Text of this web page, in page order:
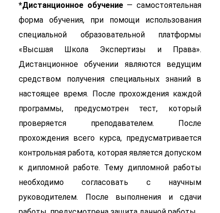
*Дистанционное обучение— самостоятельная
форма обучения, при помощи использования
специальной образовательной платформы
«Высшая Школа Экспертизы и Права».
Дистанционное обучении являются ведущим
средством получения специальных знаний в
настоящее время. После прохождения каждой
программы, предусмотрен тест, который
проверяется преподавателем. После
прохождения всего курса, предусматривается
контрольная работа, которая является допуском
к дипломной работе. Тему дипломной работы
необходимо согласовать с научным
руководителем. После выполнения и сдачи